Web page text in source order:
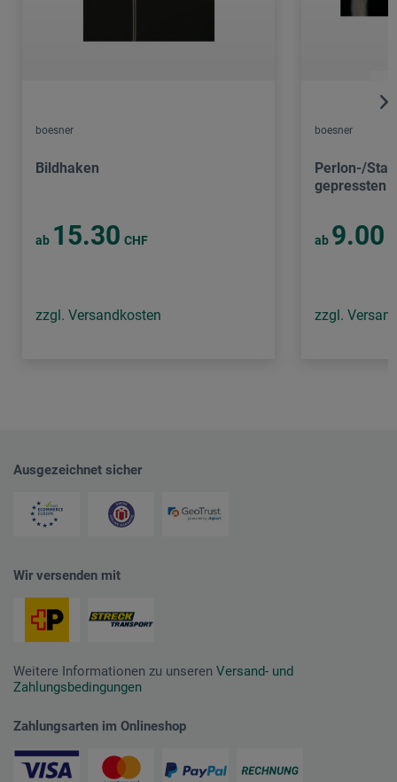
boesner
Bildhaken
ab 15.30 CHF
zzgl. Versandkosten
boesner
Perlon-/
gepressten
ab 9.00
zzgl.
Ausgezeichnet sicher
Wir versenden mit
Weitere Informationen zu unseren Versand- und
Zahlungsbedingungen
Zahlungsarten im Onlineshop